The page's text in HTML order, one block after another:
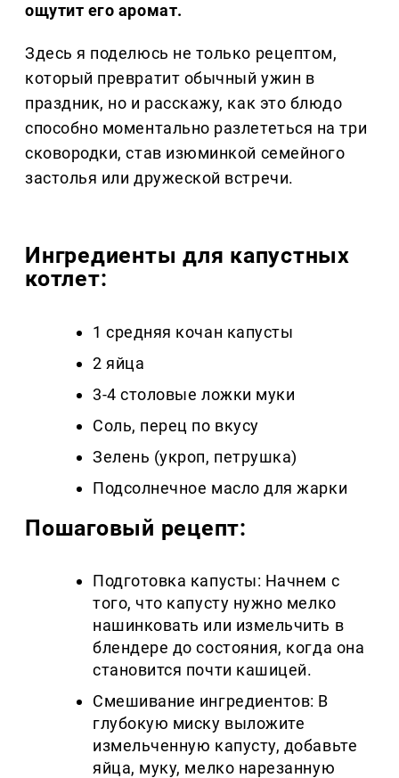
ощутит его аромат.
Здесь я поделюсь не только рецептом,
который превратит обычный ужин в
праздник, но и расскажу, как это блюдо
способно моментально разлететься на три
сковородки, став изюминкой семейного
застолья или дружеской встречи.
Ингредиенты для капустных
котлет:
1 средняя кочан капусты
2 яйца
3-4 столовые ложки муки
Соль, перец по вкусу
Зелень (укроп, петрушка)
Подсолнечное масло для жарки
Пошаговый рецепт:
Подготовка капусты: Начнем с
того, что капусту нужно мелко
нашинковать или измельчить в
блендере до состояния, когда она
становится почти кашицей.
Смешивание ингредиентов: В
глубокую миску выложите
измельченную капусту, добавьте
яйца, муку, мелко нарезанную